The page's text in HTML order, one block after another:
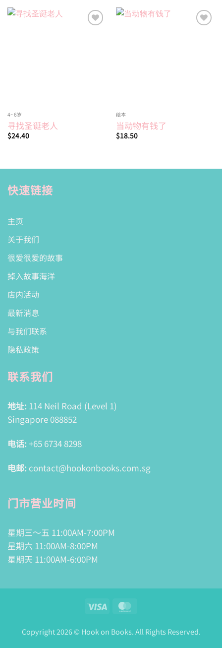
4~6岁
寻找圣诞老人
$24.40
绘本
当动物有钱了
$18.50
快速链接
主页
关于我们
很爱很爱的故事
掉入故事海洋
店内活动
最新消息
与我们联系
隐私政策
联系我们
地址: 114 Neil Road (Level 1)
Singapore 088852
电话: +65 6734 8298
电邮: contact@hookonbooks.com.sg
门市营业时间
星期三～五 11:00AM-7:00PM
星期六 11:00AM-8:00PM
星期天 11:00AM-6:00PM
Visa
Copyright 2026 © Hook on Books. All Rights Reserved.